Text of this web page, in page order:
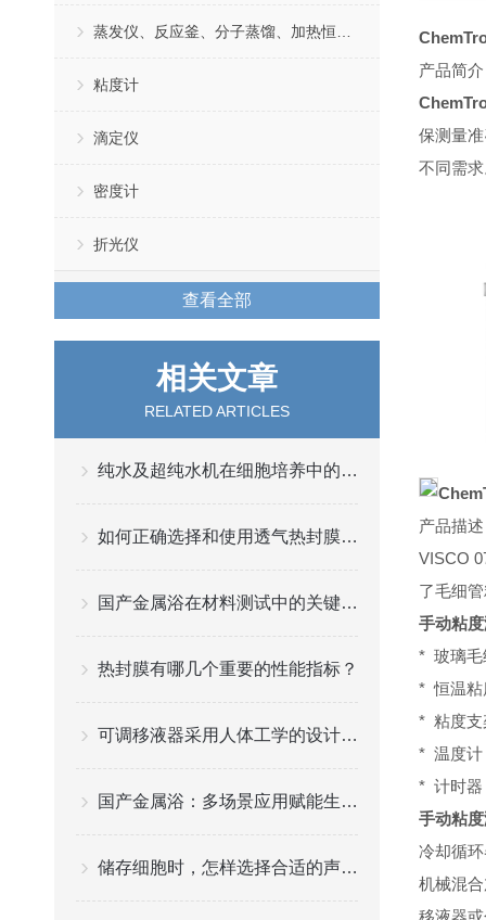
粘度计
滴定仪
密度计
折光仪
查看全部
相关文章
RELATED ARTICLES
纯水及超纯水机在细胞培养中的应用
如何正确选择和使用透气热封膜进行细胞培养
国产金属浴在材料测试中的关键应用与挑战
热封膜有哪几个重要的性能指标？
可调移液器采用人体工学的设计理念
国产金属浴：多场景应用赋能生命科学实验
储存细胞时，怎样选择合适的声波微量冻存管？
产品简介
保测量
不同需
产品描述
VISCO
了毛细
手动粘
* 玻璃毛
* 恒温粘
* 粘度支
* 温度计
* 计时器
手动粘
冷却循
机械混
移液器